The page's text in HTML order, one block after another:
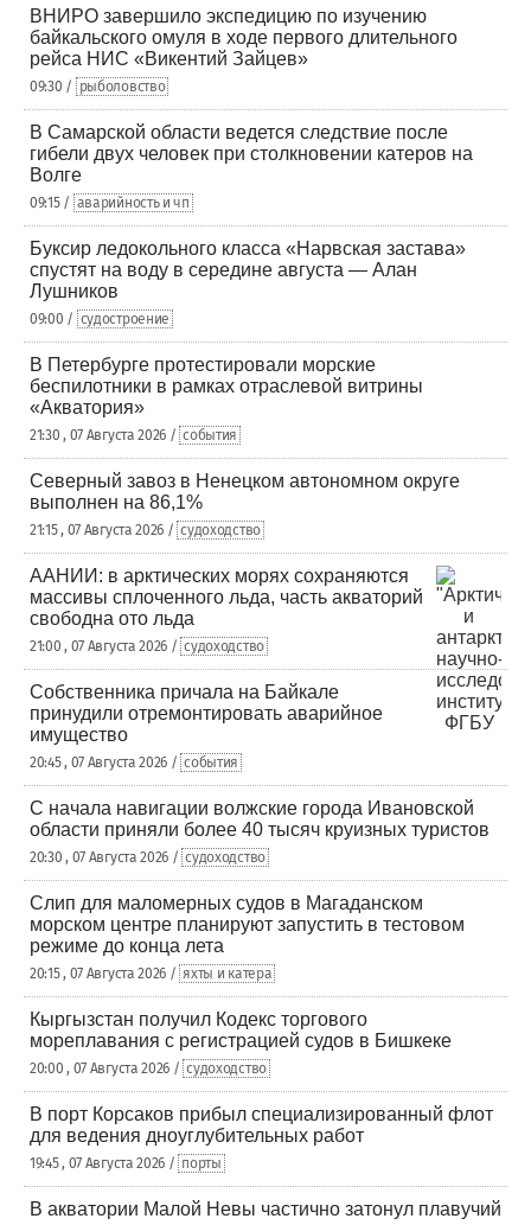
ВНИРО завершило экспедицию по изучению
байкальского омуля в ходе первого длительного
рейса НИС «Викентий Зайцев»
09:30 / рыболовство
В Самарской области ведется следствие после
гибели двух человек при столкновении катеров на
Волге
09:15 / аварийность и чп
Буксир ледокольного класса «Нарвская застава»
спустят на воду в середине августа — Алан
Лушников
09:00 / судостроение
В Петербурге протестировали морские
беспилотники в рамках отраслевой витрины
«Акватория»
21:30 , 07 Августа 2026 / события
Северный завоз в Ненецком автономном округе
выполнен на 86,1%
21:15 , 07 Августа 2026 / судоходство
ААНИИ: в арктических морях сохраняются
массивы сплоченного льда, часть акваторий
свободна ото льда
21:00 , 07 Августа 2026 / судоходство
Собственника причала на Байкале
принудили отремонтировать аварийное
имущество
20:45 , 07 Августа 2026 / события
С начала навигации волжские города Ивановской
области приняли более 40 тысяч круизных туристов
20:30 , 07 Августа 2026 / судоходство
Слип для маломерных судов в Магаданском
морском центре планируют запустить в тестовом
режиме до конца лета
20:15 , 07 Августа 2026 / яхты и катера
Кыргызстан получил Кодекс торгового
мореплавания с регистрацией судов в Бишкеке
20:00 , 07 Августа 2026 / судоходство
В порт Корсаков прибыл специализированный флот
для ведения дноуглубительных работ
19:45 , 07 Августа 2026 / порты
В акватории Малой Невы частично затонул плавучий